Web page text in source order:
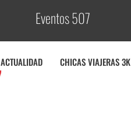
Eventos 507Cob
ACTUALIDAD CHICAS VIAJERAS 3K